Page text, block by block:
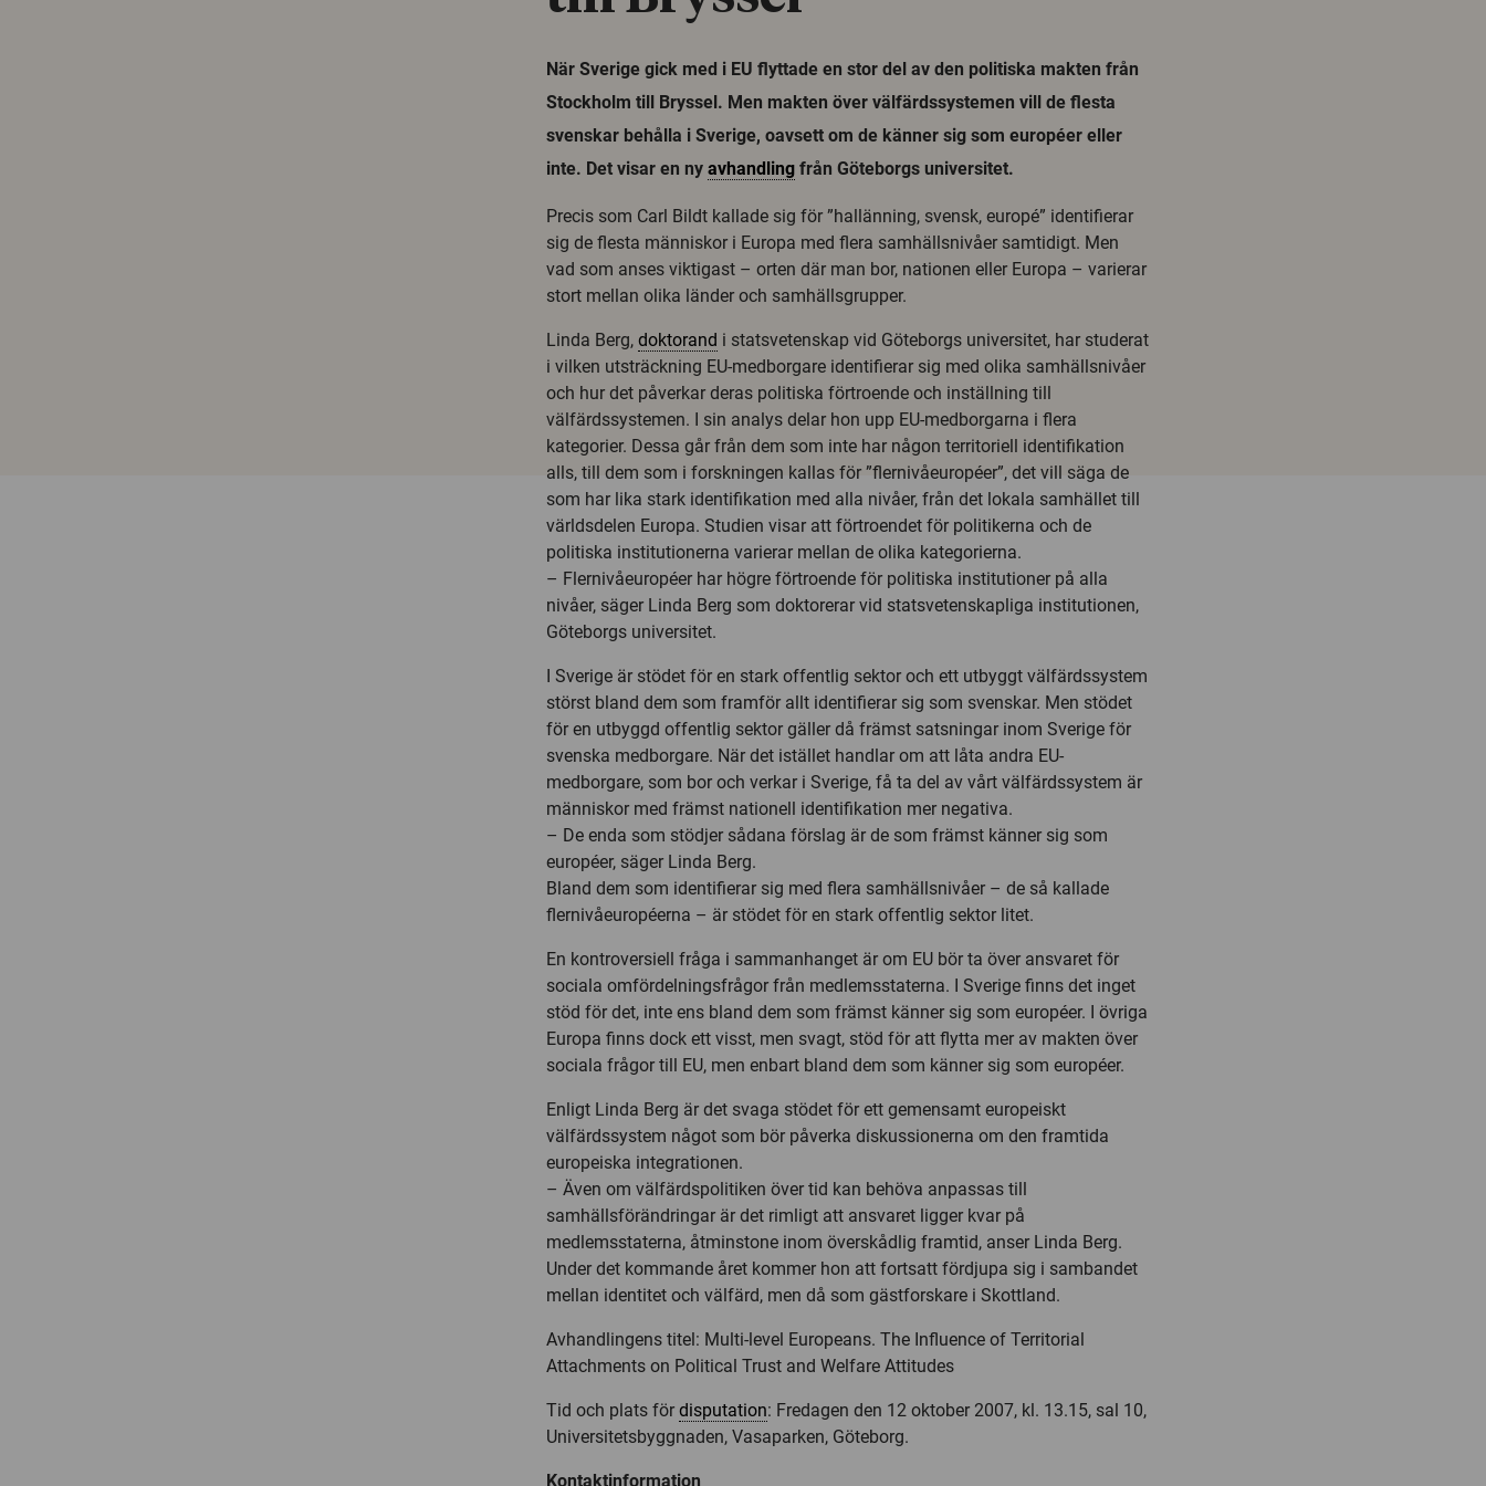
När Sverige gick med i EU flyttade en stor del av den politiska makten från
Stockholm till Bryssel. Men makten över välfärdssystemen vill de flesta
svenskar behålla i Sverige, oavsett om de känner sig som européer eller
inte. Det visar en ny avhandling från Göteborgs universitet.
Precis som Carl Bildt kallade sig för ”hallänning, svensk, europé” identifierar
sig de flesta människor i Europa med flera samhällsnivåer samtidigt. Men
vad som anses viktigast – orten där man bor, nationen eller Europa – varierar
stort mellan olika länder och samhällsgrupper.
Linda Berg, doktorand i statsvetenskap vid Göteborgs universitet, har studerat
i vilken utsträckning EU-medborgare identifierar sig med olika samhällsnivåer
och hur det påverkar deras politiska förtroende och inställning till
välfärdssystemen. I sin analys delar hon upp EU-medborgarna i flera
kategorier. Dessa går från dem som inte har någon territoriell identifikation
alls, till dem som i forskningen kallas för ”flernivåeuropéer”, det vill säga de
som har lika stark identifikation med alla nivåer, från det lokala samhället till
världsdelen Europa. Studien visar att förtroendet för politikerna och de
politiska institutionerna varierar mellan de olika kategorierna.
– Flernivåeuropéer har högre förtroende för politiska institutioner på alla
nivåer, säger Linda Berg som doktorerar vid statsvetenskapliga institutionen,
Göteborgs universitet.
I Sverige är stödet för en stark offentlig sektor och ett utbyggt välfärdssystem
störst bland dem som framför allt identifierar sig som svenskar. Men stödet
för en utbyggd offentlig sektor gäller då främst satsningar inom Sverige för
svenska medborgare. När det istället handlar om att låta andra EU-
medborgare, som bor och verkar i Sverige, få ta del av vårt välfärdssystem är
människor med främst nationell identifikation mer negativa.
– De enda som stödjer sådana förslag är de som främst känner sig som
européer, säger Linda Berg.
Bland dem som identifierar sig med flera samhällsnivåer – de så kallade
flernivåeuropéerna – är stödet för en stark offentlig sektor litet.
En kontroversiell fråga i sammanhanget är om EU bör ta över ansvaret för
sociala omfördelningsfrågor från medlemsstaterna. I Sverige finns det inget
stöd för det, inte ens bland dem som främst känner sig som européer. I övriga
Europa finns dock ett visst, men svagt, stöd för att flytta mer av makten över
sociala frågor till EU, men enbart bland dem som känner sig som européer.
Enligt Linda Berg är det svaga stödet för ett gemensamt europeiskt
välfärdssystem något som bör påverka diskussionerna om den framtida
europeiska integrationen.
– Även om välfärdspolitiken över tid kan behöva anpassas till
samhällsförändringar är det rimligt att ansvaret ligger kvar på
medlemsstaterna, åtminstone inom överskådlig framtid, anser Linda Berg.
Under det kommande året kommer hon att fortsatt fördjupa sig i sambandet
mellan identitet och välfärd, men då som gästforskare i Skottland.
Avhandlingens titel: Multi-level Europeans. The Influence of Territorial
Attachments on Political Trust and Welfare Attitudes
Tid och plats för disputation: Fredagen den 12 oktober 2007, kl. 13.15, sal 10,
Universitetsbyggnaden, Vasaparken, Göteborg.
Kontaktinformation